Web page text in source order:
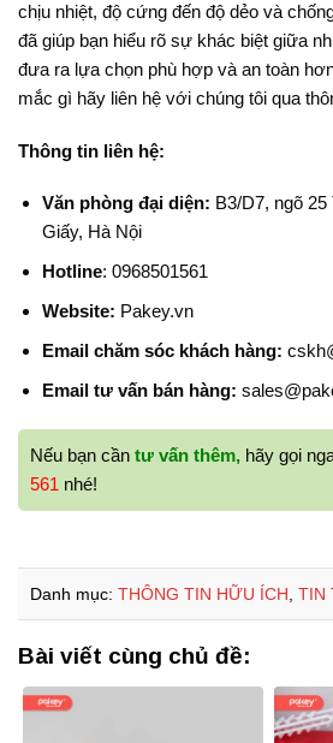
chịu nhiệt, độ cứng đến độ dẻo và
đã giúp bạn hiểu rõ sự khác biệt giữa
đưa ra lựa chọn phù hợp và an toàn
mắc gì hãy liên hệ với chúng tôi qua
Thông tin liên hệ:
Văn phòng đại diện: B3/D7, ngõ
Giấy, Hà Nội
Hotline: 0968501561
Website: Pakey.vn
Email chăm sóc khách hàng:
Email tư vấn bán hàng:
Nếu bạn cần tư vấn thêm, hãy gọi
561 nhé!
Danh mục: THÔNG TIN HỮU ÍCH TIN
Bài viết cùng chủ đề: